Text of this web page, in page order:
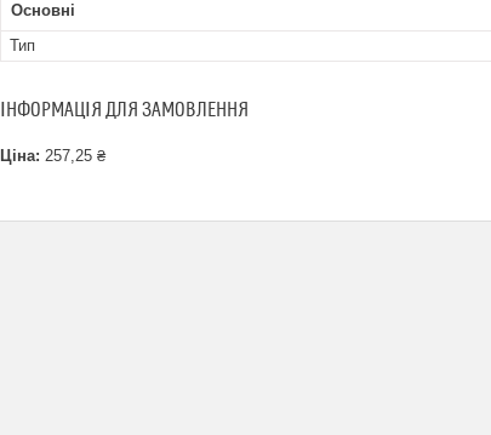
Основні
Тип
ІНФОРМАЦІЯ ДЛЯ ЗАМОВЛЕННЯ
Ціна: 257,25 ₴